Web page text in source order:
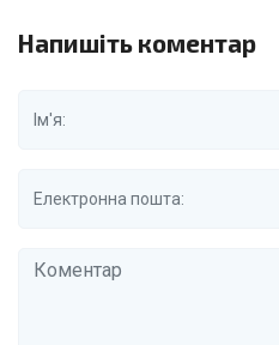
Напишіть коментар